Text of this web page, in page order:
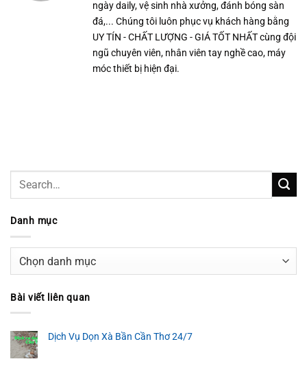
ngày daily, vệ sinh nhà xưởng, đánh bóng sàn
đá,... Chúng tôi luôn phục vụ khách hàng bằng
UY TÍN - CHẤT LƯỢNG - GIÁ TỐT NHẤT cùng đội
ngũ chuyên viên, nhân viên tay nghề cao, máy
móc thiết bị hiện đại.
Danh mục
mục
Bài viết liên quan
Dịch Vụ Dọn Xà Bần Cần Thơ 24/7